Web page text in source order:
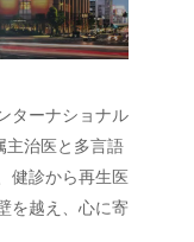
ターナショナル
主治医と多言語
健診から再生医
を越え、心に寄